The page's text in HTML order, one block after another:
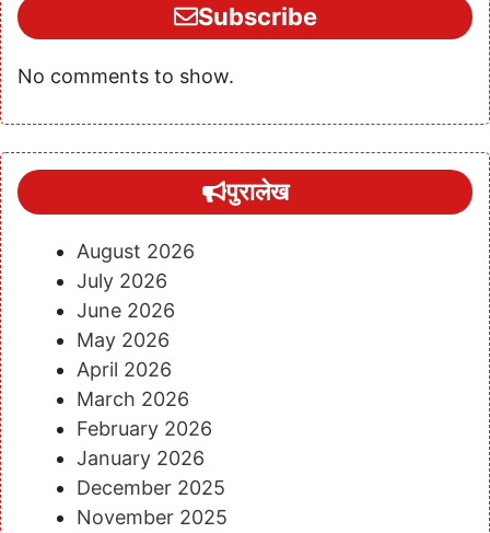
Subscribe
No comments to show.
पुरालेख
August 2026
July 2026
June 2026
May 2026
April 2026
March 2026
February 2026
January 2026
December 2025
November 2025